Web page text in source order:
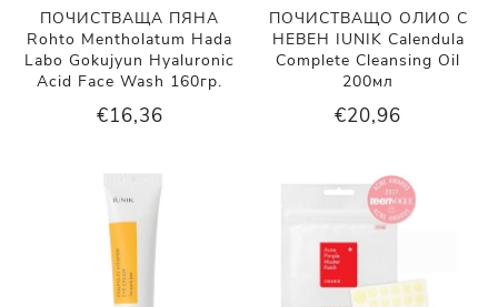
ПОЧИСТВАЩА ПЯНА
Rohto Mentholatum Hada
Labo Gokujyun Hyaluronic
Acid Face Wash 160гр.
€16,36
ПОЧИСТВАЩО ОЛИО С
НЕВЕН IUNIK Calendula
Complete Cleansing Oil
200мл
€20,96